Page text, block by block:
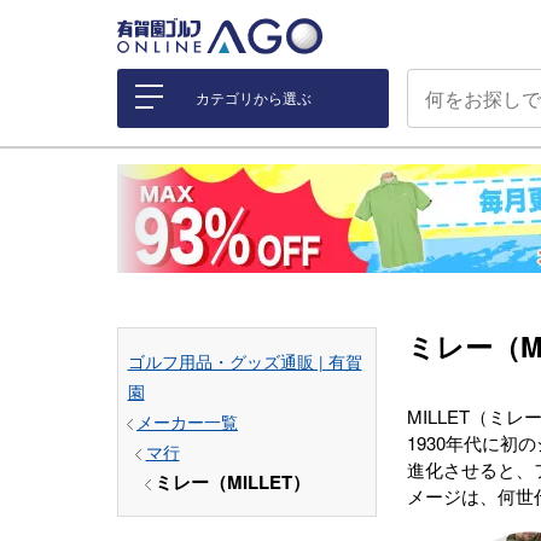
カテゴリから選ぶ
ゴルフ用品・グッズ通販 | 有賀
園
メーカー一覧
マ行
ミレー（MILLET）
ミレー（
MILLET（ミレ
1930年代に初
進化させると、
メージは、何